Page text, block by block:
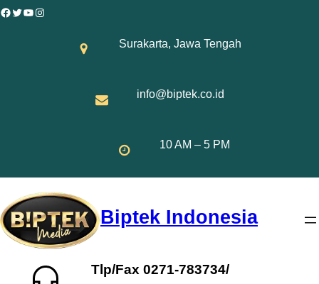
Skip
Facebook
Twitter
YouTube
Instagram
Surakarta, Jawa Tengah
info@biptek.co.id
10 AM – 5 PM
Biptek Indonesia
Tlp/Fax 0271-783734/